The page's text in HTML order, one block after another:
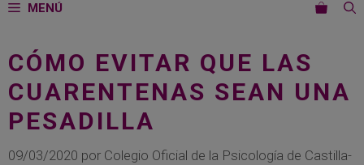
MENÚ
CÓMO EVITAR QUE LAS
CUARENTENAS SEAN UNA
PESADILLA
09/03/2020 por Colegio Oficial de la Psicología de Castilla-